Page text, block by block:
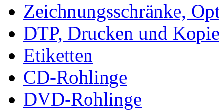
Zeichnungsschränke,
DTP, Drucken und
Etiketten
CD-Rohlinge
DVD-Rohlinge